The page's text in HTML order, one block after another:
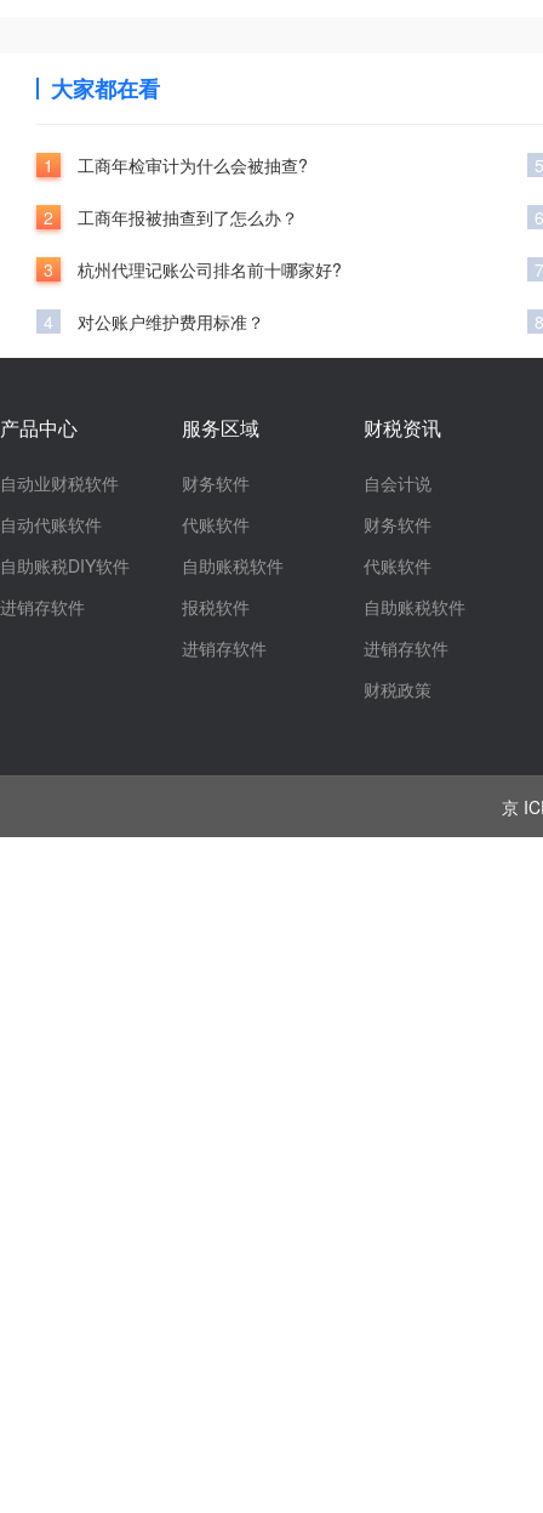
大家都在看
1 工商年检审计为什么会被抽查?
2 工商年报被抽查到了怎么办？
3 杭州代理记账公司排名前十哪家好?
4 对公账户维护费用标准？
5
6
7
8
产品中心
自动业财税软件
自动代账软件
自助账税DIY软件
进销存软件
服务区域
财务软件
代账软件
自助账税软件
报税软件
进销存软件
财税资讯
自会计说
财务软件
代账软件
自助账税软件
进销存软件
财税政策
京